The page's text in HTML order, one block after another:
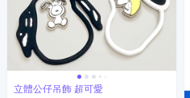
立體公仔吊飾 超可愛